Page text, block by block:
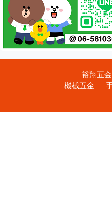
裕翔五
機械五金 ｜